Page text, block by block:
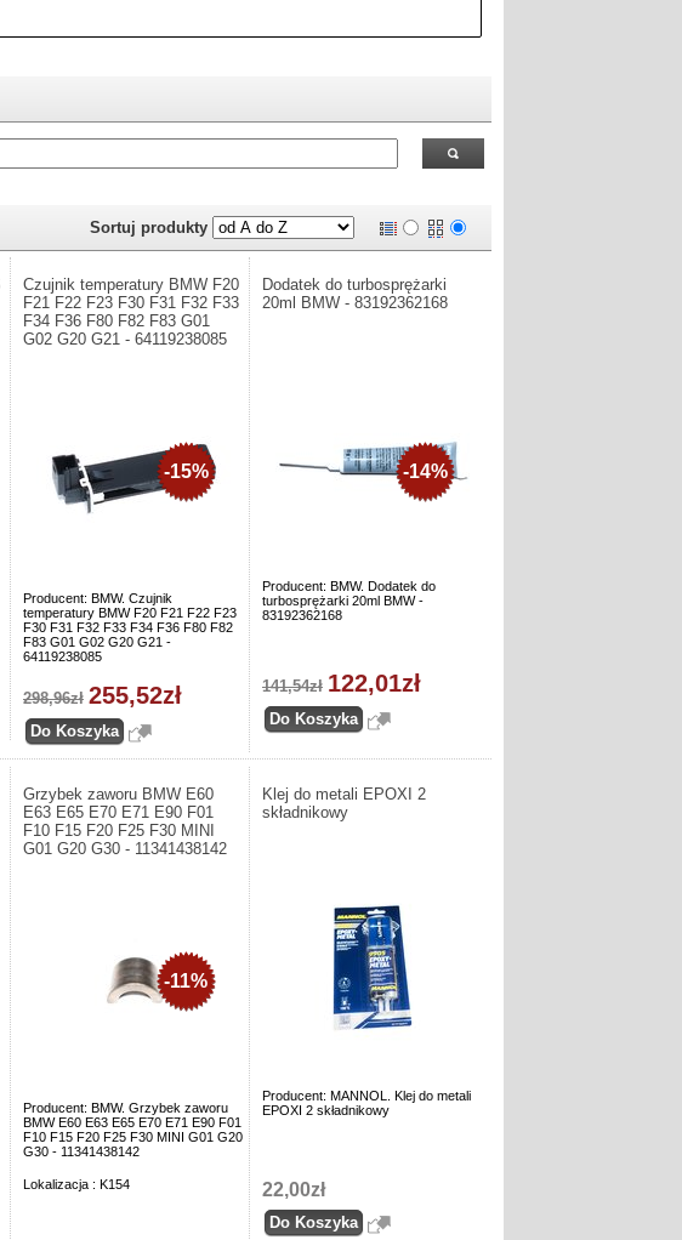
Sortuj produkty
Czujnik temperatury BMW F20
F21 F22 F23 F30 F31 F32 F33
F34 F36 F80 F82 F83 G01
G02 G20 G21 - 64119238085
Producent: BMW. Czujnik
temperatury BMW F20 F21 F22 F23
F30 F31 F32 F33 F34 F36 F80 F82
F83 G01 G02 G20 G21 -
64119238085
-15%
298,96zł 255,52zł
Dodatek do turbosprężarki
20ml BMW - 83192362168
Producent: BMW. Dodatek do
turbosprężarki 20ml BMW -
83192362168
-14%
141,54zł 122,01zł
Grzybek zaworu BMW E60
E63 E65 E70 E71 E90 F01
F10 F15 F20 F25 F30 MINI
G01 G20 G30 - 11341438142
Producent: BMW. Grzybek zaworu
BMW E60 E63 E65 E70 E71 E90 F01
F10 F15 F20 F25 F30 MINI G01 G20
G30 - 11341438142
Lokalizacja : K154
-11%
Klej do metali EPOXI 2
składnikowy
Producent: MANNOL. Klej do metali
EPOXI 2 składnikowy
22,00zł